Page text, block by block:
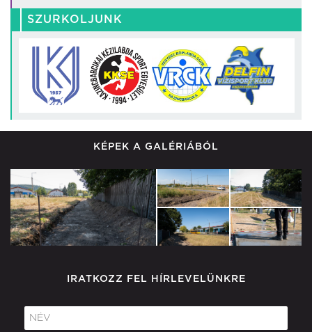
SZURKOLJUNK
KÉPEK A GALÉRIÁBÓL
IRATKOZZ FEL HÍRLEVELÜNKRE